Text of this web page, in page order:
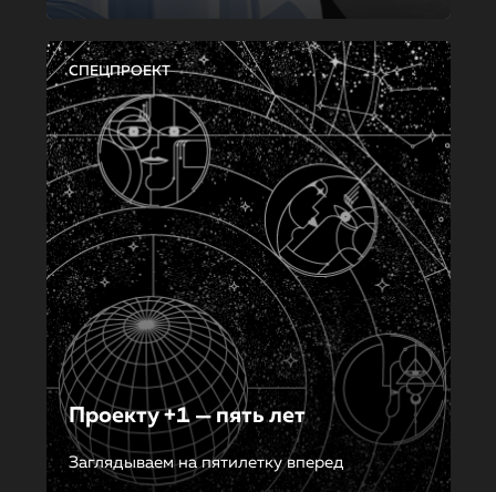
СПЕЦПРОЕКТ
Проекту +1 — пять лет
Заглядываем на пятилетку вперед